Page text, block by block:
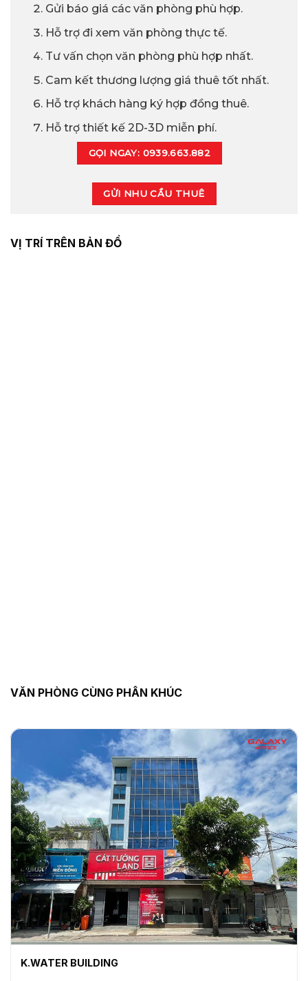
Gửi báo giá các văn phòng phù hợp.
Hỗ trợ đi xem văn phòng thực tế.
Tư vấn chọn văn phòng phù hợp nhất.
Cam kết thương lượng giá thuê tốt nhất.
Hỗ trợ khách hàng ký hợp đồng thuê.
Hỗ trợ thiết kế 2D-3D miễn phí.
GỌI NGAY: 0939.663.882
GỬI NHU CẦU THUÊ
VỊ TRÍ TRÊN BẢN ĐỒ
VĂN PHÒNG CÙNG PHÂN KHÚC
K.WATER BUILDING